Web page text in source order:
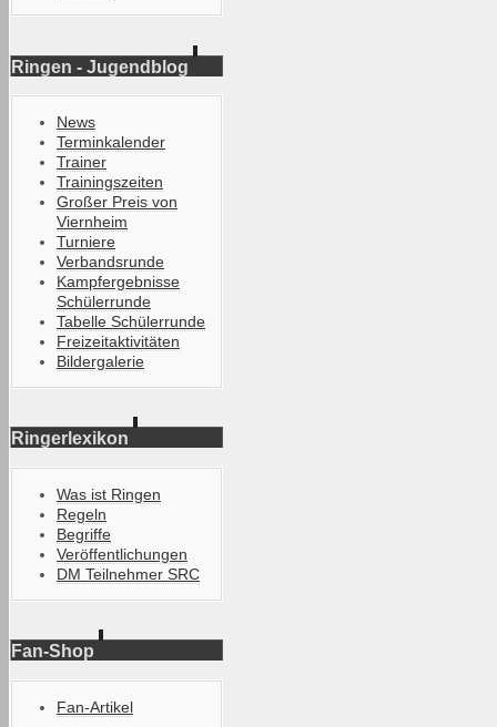
Ringen - Jugendblog
News
Terminkalender
Trainer
Trainingszeiten
Großer Preis von
Viernheim
Turniere
Verbandsrunde
Kampfergebnisse
Schülerrunde
Tabelle Schülerrunde
Freizeitaktivitäten
Bildergalerie
Ringerlexikon
Was ist Ringen
Regeln
Begriffe
Veröffentlichungen
DM Teilnehmer SRC
Fan-Shop
Fan-Artikel